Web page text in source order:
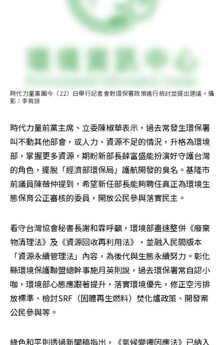
時代力量黨團今（22）日舉行記者會對環保署政策進行檢討並提出建議。攝
影：李宥妍
時代力量前黨主席、立委陳椒華表示，過去常發生環保署
叫不動其他部會，或人力、資源不足的情況，升格為環境
部，掌握更多資源，期盼新部長薛富盛能扮演好守護台灣
的角色，擺脫「經濟部環保局」護航開發的臭名。基隆市
前議員陳薇仲提到，希望新任部長能夠聘任真正為環境生
態保育公正審核的委員，開放公民參與落實民主。
看守台灣協會秘書長謝和霖呼籲，環境部盡速整併《廢棄
物清理法》及《資源回收再利用法》，並融入民間版本
「資源永續管理法」內容，為後代與生態永續努力。彰化
縣環境保護聯盟總幹事施月英則說，過去環保署常自認小
咖，環境部心態應跟著提升，落實環境優先，修正空污排
放標準、檢討SRF（固體再生燃料）焚化爐政策、開發案
公民參與等。
綠色和平則透過新聞稿指出，《氣候變遷因應法》已納入